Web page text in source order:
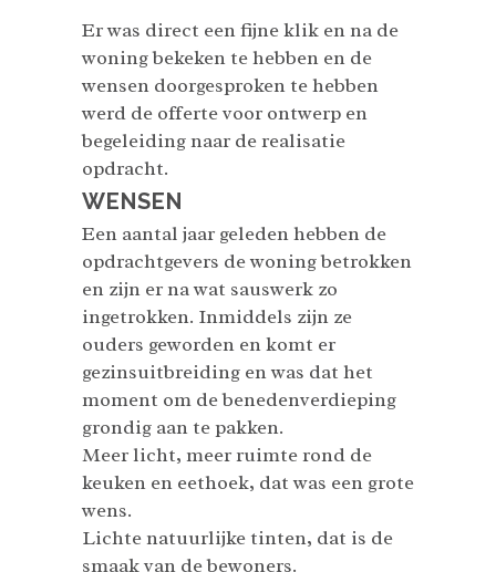
Er was direct een fijne klik en na de
woning bekeken te hebben en de
wensen doorgesproken te hebben
werd de offerte voor ontwerp en
begeleiding naar de realisatie
opdracht.
WENSEN
Een aantal jaar geleden hebben de
opdrachtgevers de woning betrokken
en zijn er na wat sauswerk zo
ingetrokken. Inmiddels zijn ze
ouders geworden en komt er
gezinsuitbreiding en was dat het
moment om de benedenverdieping
grondig aan te pakken.
Meer licht, meer ruimte rond de
keuken en eethoek, dat was een grote
wens.
Lichte natuurlijke tinten, dat is de
smaak van de bewoners.